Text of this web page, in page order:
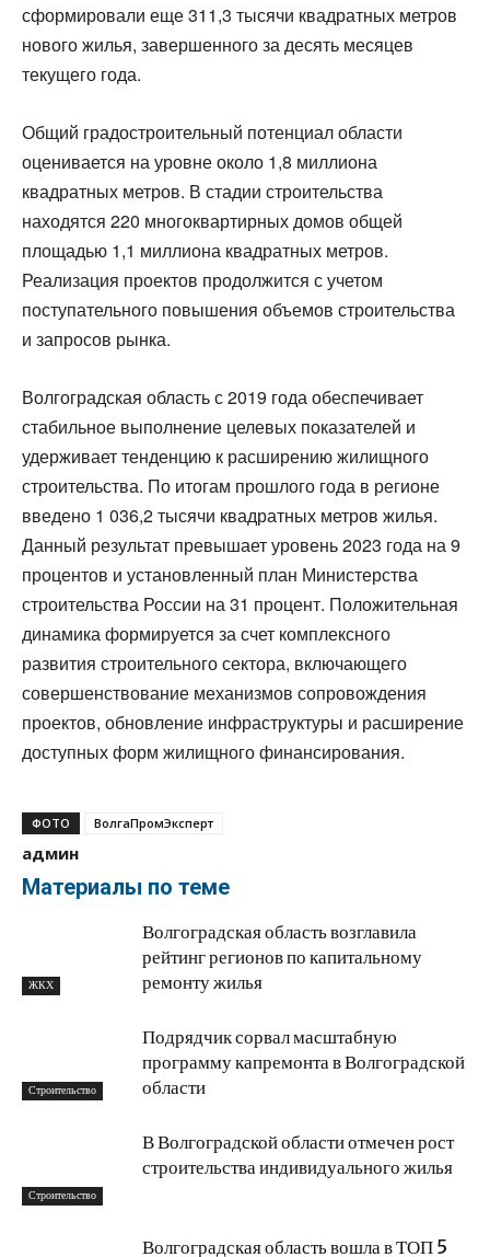
сформировали еще 311,3 тысячи квадратных метров
нового жилья, завершенного за десять месяцев
текущего года.
Общий градостроительный потенциал области
оценивается на уровне около 1,8 миллиона
квадратных метров. В стадии строительства
находятся 220 многоквартирных домов общей
площадью 1,1 миллиона квадратных метров.
Реализация проектов продолжится с учетом
поступательного повышения объемов строительства
и запросов рынка.
Волгоградская область с 2019 года обеспечивает
стабильное выполнение целевых показателей и
удерживает тенденцию к расширению жилищного
строительства. По итогам прошлого года в регионе
введено 1 036,2 тысячи квадратных метров жилья.
Данный результат превышает уровень 2023 года на 9
процентов и установленный план Министерства
строительства России на 31 процент. Положительная
динамика формируется за счет комплексного
развития строительного сектора, включающего
совершенствование механизмов сопровождения
проектов, обновление инфраструктуры и расширение
доступных форм жилищного финансирования.
ФОТО ВолгаПромЭксперт
админ
Материалы по теме
ЖКХ
Волгоградская область возглавила
рейтинг регионов по капитальному
ремонту жилья
Строительство
Подрядчик сорвал масштабную
программу капремонта в Волгоградской
области
Строительство
В Волгоградской области отмечен рост
строительства индивидуального жилья
Волгоградская область вошла в ТОП 5